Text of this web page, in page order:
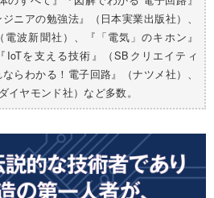
ニアの勉強法』（日本実業出版社）、
電波新聞社）、『「電気」のキホン』
IoTを支える技術』（SBクリエイティ
らわかる！電子回路』（ナツメ社）、
イヤモンド社）など多数。